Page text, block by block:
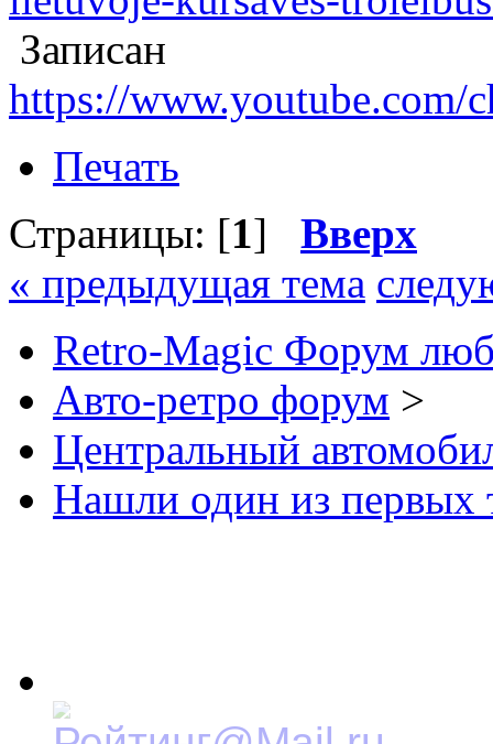
Записан
https://
Печать
Страницы: [1] Вверх
« предыдущая тема
Retro-Magic Форум
Авто-ретро форум >
Центральный
Нашли один из первых